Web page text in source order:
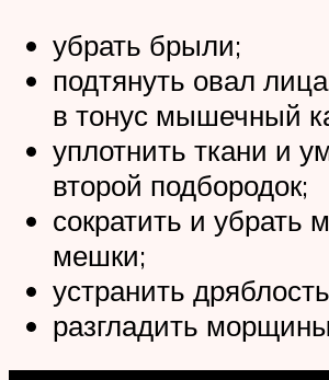
убрать брыли;
подтянуть овал
в тонус мышечный
уплотнить ткани и
второй подбородок;
сократить и убрать
мешки;
устранить
разгладить